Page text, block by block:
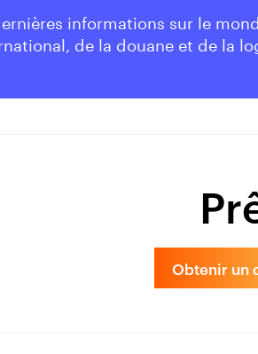
informations sur le
de la douane et de la
Obtenir un